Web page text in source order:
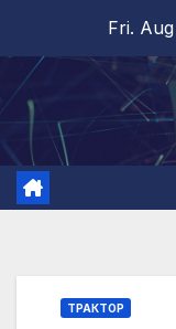
content
Fri.
ТРАКТОР